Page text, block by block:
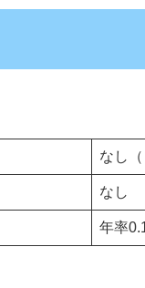
なし（
なし
年率